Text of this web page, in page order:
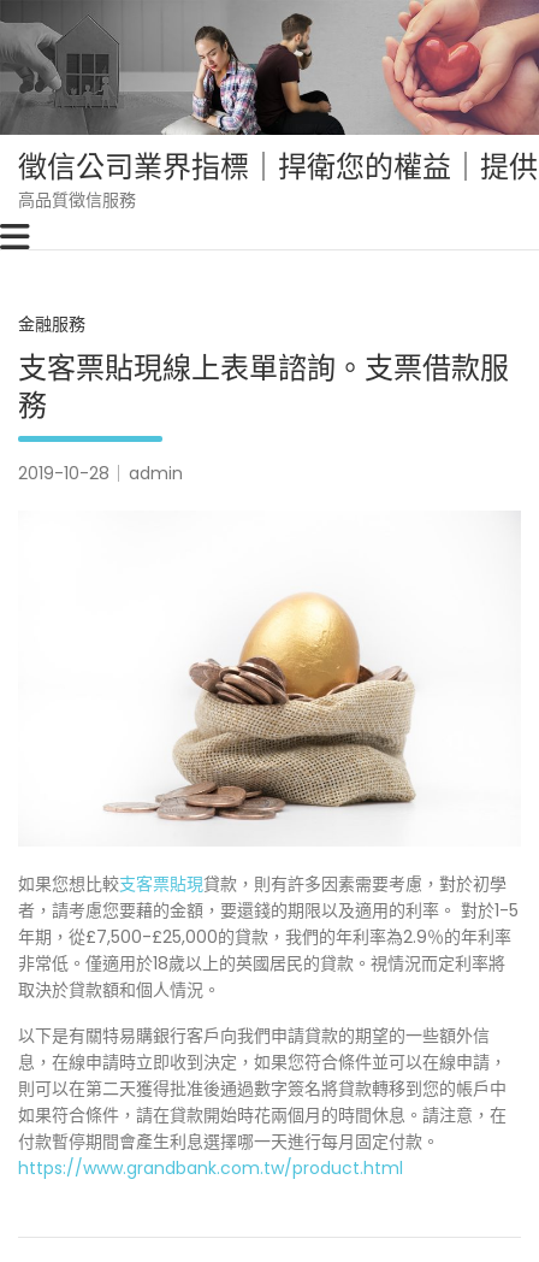
to
content
徵信公司業界指標｜捍衛您的權益｜提
高品質徵信服務
金融服務
支客票貼現線上表單諮詢。支票借款服
務
2019-10-28 admin
如果您想比較支客票貼現貸款，則有許多因素需要考慮，對於初學
者，請考慮您要藉的金額，要還錢的期限以及適用的利率。 對於1-5
年期，從£7,500-£25,000的貸款，我們的年利率為2.9％的年利率
非常低。僅適用於18歲以上的英國居民的貸款。視情況而定利率將
取決於貸款額和個人情況。
以下是有關特易購銀行客戶向我們申請貸款的期望的一些額外信
息，在線申請時立即收到決定，如果您符合條件並可以在線申請，
則可以在第二天獲得批准後通過數字簽名將貸款轉移到您的帳戶中
如果符合條件，請在貸款開始時花兩個月的時間休息。請注意，在
付款暫停期間會產生利息選擇哪一天進行每月固定付款。
https://www.grandbank.com.tw/product.html